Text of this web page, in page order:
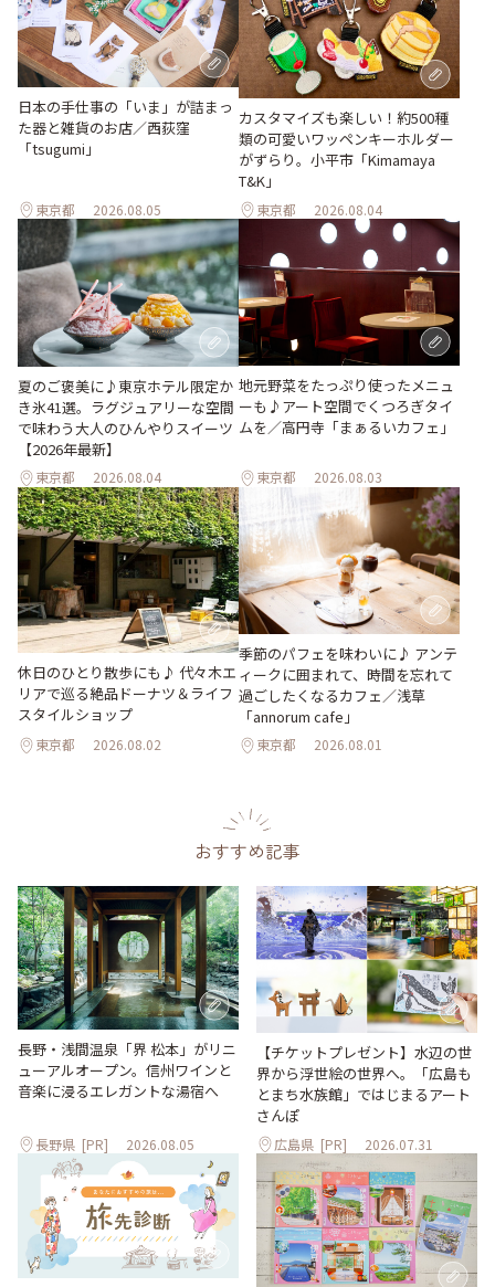
日本の手仕事の「いま」が詰まっ
た器と雑貨のお店／西荻窪
「tsugumi」
東京都 2026.08.05
カスタマイズも楽しい！約500種
類の可愛いワッペンキーホルダー
がずらり。小平市「Kimamaya
T&K」
東京都 2026.08.04
夏のご褒美に♪東京ホテル限定か
き氷41選。ラグジュアリーな空間
で味わう大人のひんやりスイーツ
【2026年最新】
東京都 2026.08.04
地元野菜をたっぷり使ったメニュ
ーも♪アート空間でくつろぎタイ
ムを／高円寺「まぁるいカフェ」
東京都 2026.08.03
休日のひとり散歩にも♪ 代々木エ
リアで巡る絶品ドーナツ＆ライフ
スタイルショップ
東京都 2026.08.02
季節のパフェを味わいに♪ アンテ
ィークに囲まれて、時間を忘れて
過ごしたくなるカフェ／浅草
「annorum cafe」
東京都 2026.08.01
おすすめ記事
長野・浅間温泉「界 松本」がリニ
ューアルオープン。信州ワインと
音楽に浸るエレガントな湯宿へ
長野県 [PR] 2026.08.05
【チケットプレゼント】水辺の世
界から浮世絵の世界へ。「広島も
とまち水族館」ではじまるアート
さんぽ
広島県 [PR] 2026.07.31